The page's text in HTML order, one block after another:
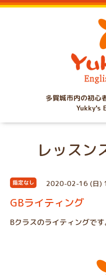
多賀城市内の初心
Yukky's
レッスン
指定なし 2020-02-16 (日)
GBライティング
Bクラスのライティングです